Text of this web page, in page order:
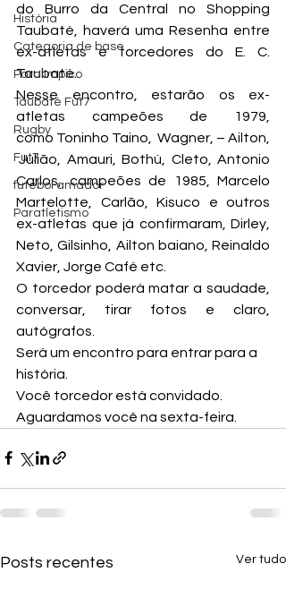
História
Categoria de base
Paralímpico
Taubaté Fut7
Rugby
Fut7
futebol amador
Paratletismo
do Burro da Central no Shopping
Taubaté, haverá uma Resenha entre
ex-atletas e torcedores do E. C.
Taubaté.
Nesse encontro, estarão os ex-
atletas campeões de 1979,
como Toninho Taino,  Wagner, – Ailton,
Julião,  Amauri,  Bothú,  Cleto,  Antonio
Carlos, campeões de 1985, Marcelo
Martelotte, Carlão, Kisuco e outros
ex-atletas que já confirmaram, Dirley,
Neto, Gilsinho, Ailton baiano, Reinaldo
Xavier, Jorge Café etc.
O torcedor poderá matar a saudade,
conversar, tirar fotos e claro,
autógrafos.
Será um encontro para entrar para a
história.
Você torcedor está convidado.
Aguardamos você na sexta-feira.
Posts recentes Ver tudo